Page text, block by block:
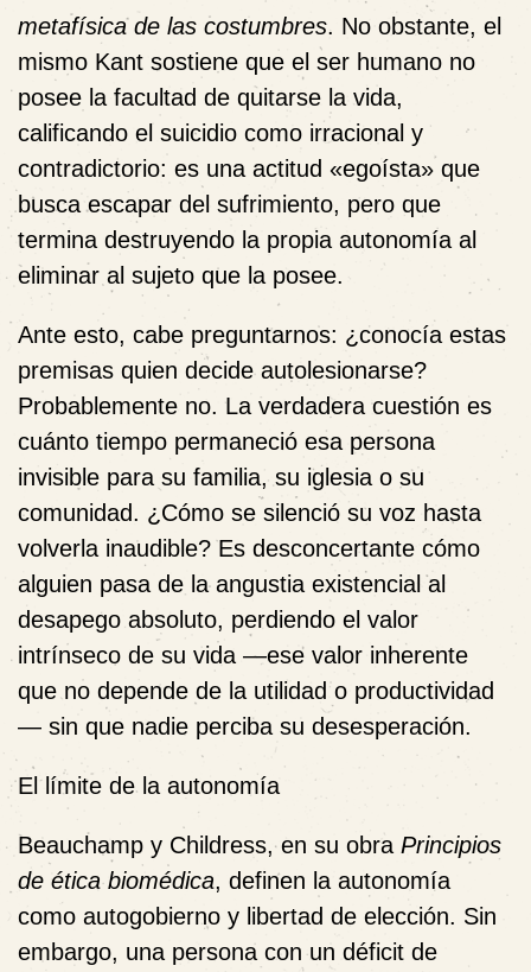
metafísica de las costumbres. No obstante, el
mismo Kant sostiene que el ser humano no
posee la facultad de quitarse la vida,
calificando el suicidio como irracional y
contradictorio: es una actitud «egoísta» que
busca escapar del sufrimiento, pero que
termina destruyendo la propia autonomía al
eliminar al sujeto que la posee.
Ante esto, cabe preguntarnos: ¿conocía estas
premisas quien decide autolesionarse?
Probablemente no. La verdadera cuestión es
cuánto tiempo permaneció esa persona
invisible para su familia, su iglesia o su
comunidad. ¿Cómo se silenció su voz hasta
volverla inaudible? Es desconcertante cómo
alguien pasa de la angustia existencial al
desapego absoluto, perdiendo el valor
intrínseco de su vida —ese valor inherente
que no depende de la utilidad o productividad
— sin que nadie perciba su desesperación.
El límite de la autonomía
Beauchamp y Childress, en su obra Principios
de ética biomédica, definen la autonomía
como autogobierno y libertad de elección. Sin
embargo, una persona con un déficit de